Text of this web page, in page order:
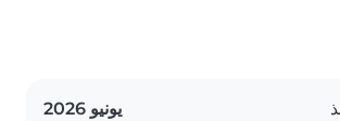
يونيو 2026